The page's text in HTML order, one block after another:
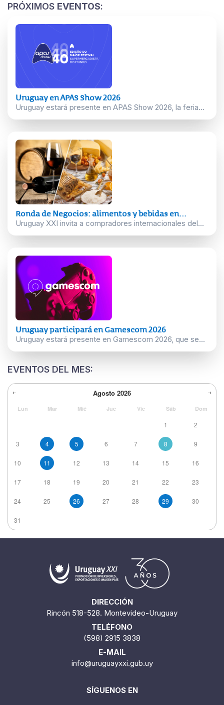
PRÓXIMOS EVENTOS:
Uruguay en APAS Show 2026
Uruguay estará presente en APAS Show 2026, la feria...
Ronda de Negocios: alimentos y bebidas en...
Uruguay XXI invita a compradores internacionales del...
Uruguay participará en Gamescom 2026
Uruguay estará presente en Gamescom 2026, que se...
EVENTOS DEL MES:
Agosto 2026
Lun Mar Mié Jue Vie Sáb Dom
1 2
3 4 5 6 7 8 9
10 11 12 13 14 15 16
17 18 19 20 21 22 23
24 25 26 27 28 29 30
31
DIRECCIÓN
Rincón 518-528. Montevideo-Uruguay
TELÉFONO
(598) 2915 3838
E-MAIL
info@uruguayxxi.gub.uy
SÍGUENOS EN